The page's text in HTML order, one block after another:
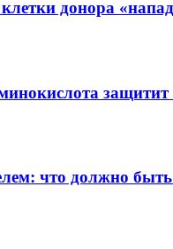
донора
защитит
что должно